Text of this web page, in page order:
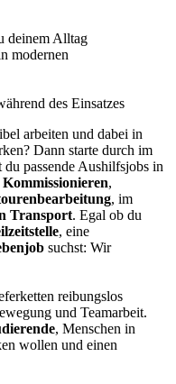
deinem Alltag
modernen
des Einsatzes
arbeiten und dabei in
Dann starte durch im
du passende Aushilfsjobs in
Kommissionieren,
, im
Transport. Egal ob du
, eine
suchst: Wir
reibungslos
und Teamarbeit.
, Menschen in
wollen und einen